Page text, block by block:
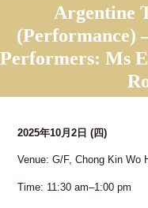
Argentine
(Performance)
Performers: Ms
2025年10月2日(四)
Venue: G/F, Chong Kin Wo
Time: 11:30 am–1:00 pm